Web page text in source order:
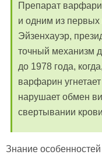
Препарат
и одним из
Эйзенхауэр,
точный механизм
до 1978 года,
варфарин
нарушает обмен
свертывании
Знание